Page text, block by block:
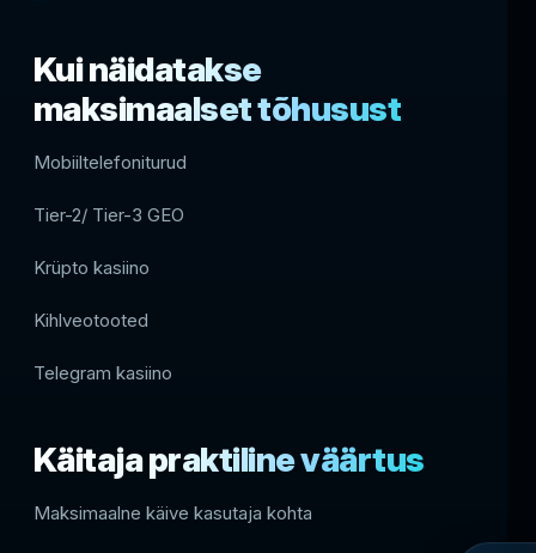
Kui näidatakse
maksimaalset tõhusust
Mobiiltelefoniturud
Tier-2/ Tier-3 GEO
Krüpto kasiino
Kihlveotooted
Telegram kasiino
Käitaja praktiline väärtus
Maksimaalne käive kasutaja kohta